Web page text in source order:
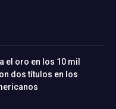
el oro en los 10 mil
dos títulos en los